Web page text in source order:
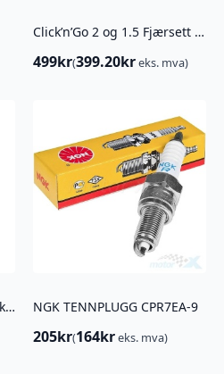
Click’n’Go 2 og 1.5 Fjærsett Skyveramme
499kr(399.20kreks. mva)
Click’n’Go 2 Sklisko til Snøskjær NGK TENNPLUGG CPR7EA-9
205kr(164kreks. mva)